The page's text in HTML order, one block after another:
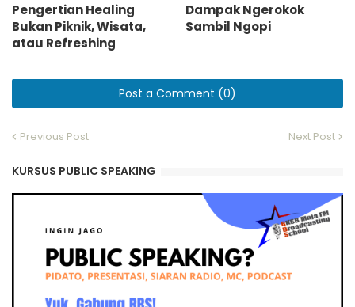
Pengertian Healing
Bukan Piknik, Wisata,
atau Refreshing
Dampak Ngerokok
Sambil Ngopi
Post a Comment (0)
Previous Post Next Post
KURSUS PUBLIC SPEAKING